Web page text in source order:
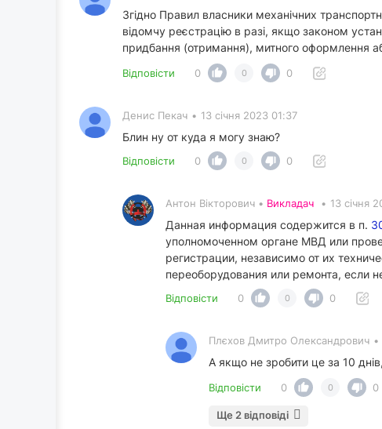
Згідно Правил власники механічних
відомчу реєстрацію в разі, якщо законом
придбання (отримання), митного оформлення
Відповісти 0 0 0
Денис Пекач • 13 січня 2023 01:37
Блин ну от куда я могу знаю?
Відповісти 0 0 0
Антон Вікторович • Викладач • 13 січня
Данная информация содержится в п.
уполномоченном органе МВД или
регистрации, независимо от их
переоборудования или ремонта, если
Відповісти 0 0 0
Плєхов Дмитро Олександрович •
А якщо не зробити це за 10
Відповісти 0 0 0
Ще 2 відповіді